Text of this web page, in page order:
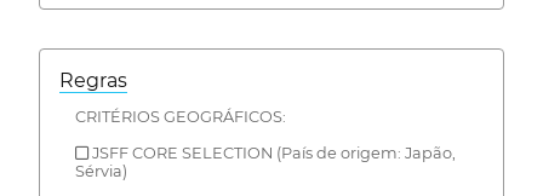
Regras
CRITÉRIOS GEOGRÁFICOS:
■ JSFF CORE SELECTION (País de origem: Japão,
Sérvia)